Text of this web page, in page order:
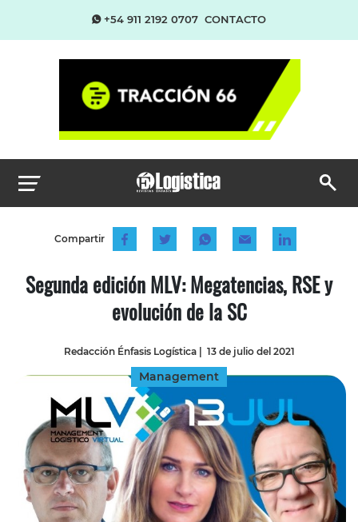
+54 911 2192 0707 CONTACTO
Compartir
Segunda edición MLV: Megatencias, RSE y
evolución de la SC
Redacción Énfasis Logística| 13 de julio del 2021
Management